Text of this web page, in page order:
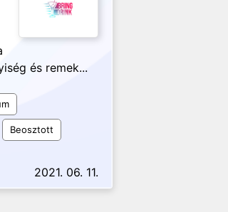
és remek...
Beosztott
2021. 06. 11.